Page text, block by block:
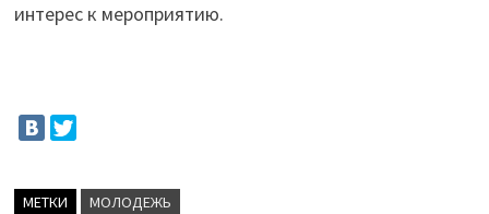
интерес к мероприятию.
МЕТКИ МОЛОДЕЖЬ